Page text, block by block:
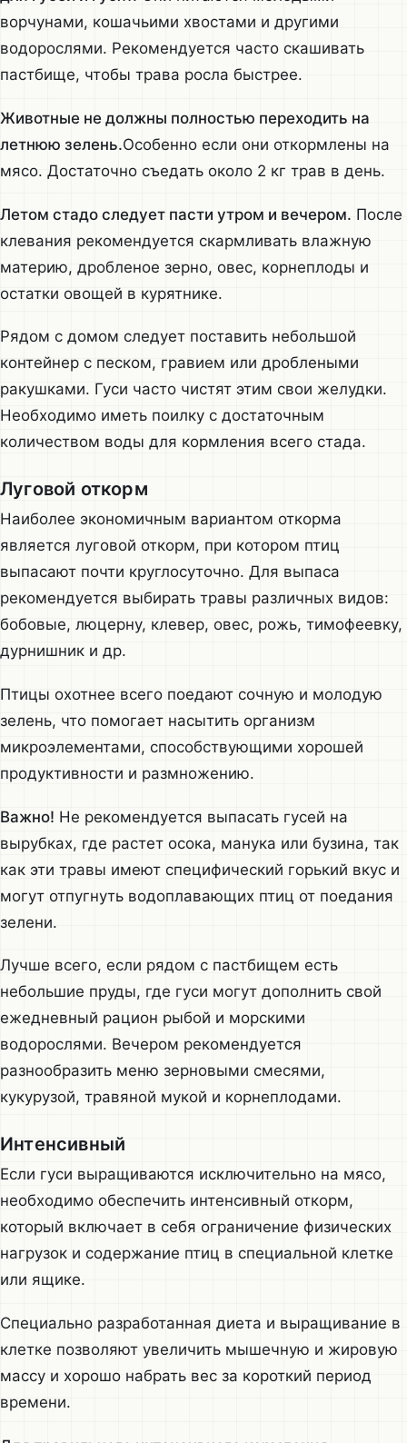
ворчунами, кошачьими хвостами и другими
водорослями. Рекомендуется часто скашивать
пастбище, чтобы трава росла быстрее.
Животные не должны полностью переходить на
летнюю зелень.Особенно если они откормлены на
мясо. Достаточно съедать около 2 кг трав в день.
Летом стадо следует пасти утром и вечером. После
клевания рекомендуется скармливать влажную
материю, дробленое зерно, овес, корнеплоды и
остатки овощей в курятнике.
Рядом с домом следует поставить небольшой
контейнер с песком, гравием или дроблеными
ракушками. Гуси часто чистят этим свои желудки.
Необходимо иметь поилку с достаточным
количеством воды для кормления всего стада.
Луговой откорм
Наиболее экономичным вариантом откорма
является луговой откорм, при котором птиц
выпасают почти круглосуточно. Для выпаса
рекомендуется выбирать травы различных видов:
бобовые, люцерну, клевер, овес, рожь, тимофеевку,
дурнишник и др.
Птицы охотнее всего поедают сочную и молодую
зелень, что помогает насытить организм
микроэлементами, способствующими хорошей
продуктивности и размножению.
Важно! Не рекомендуется выпасать гусей на
вырубках, где растет осока, манука или бузина, так
как эти травы имеют специфический горький вкус и
могут отпугнуть водоплавающих птиц от поедания
зелени.
Лучше всего, если рядом с пастбищем есть
небольшие пруды, где гуси могут дополнить свой
ежедневный рацион рыбой и морскими
водорослями. Вечером рекомендуется
разнообразить меню зерновыми смесями,
кукурузой, травяной мукой и корнеплодами.
Интенсивный
Если гуси выращиваются исключительно на мясо,
необходимо обеспечить интенсивный откорм,
который включает в себя ограничение физических
нагрузок и содержание птиц в специальной клетке
или ящике.
Специально разработанная диета и выращивание в
клетке позволяют увеличить мышечную и жировую
массу и хорошо набрать вес за короткий период
времени.